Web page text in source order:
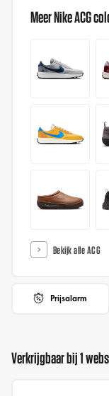
Meer Nike ACG
Bekijk alle ACG
Prijsalarm
Verkrijgbaar bij 1